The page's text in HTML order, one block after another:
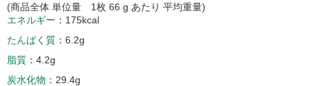
(商品全体 単位量 1枚 66 g あたり 平均重量)
エネルギー
175kcal
たんぱく質
6.2g
脂質
4.2g
炭水化物
29.4g